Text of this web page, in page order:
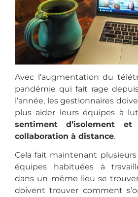
Avec l’augmentation du
pandémie qui fait rage
l’année, les gestionnaires
plus aider leurs équipes à
sentiment d’isolement
collaboration à distance.
Cela fait maintenant
équipes habituées à
dans un même lieu se
doivent trouver comment